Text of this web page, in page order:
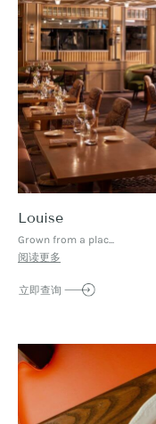
Louise
Grown from a plac...
阅读更多
立即查询